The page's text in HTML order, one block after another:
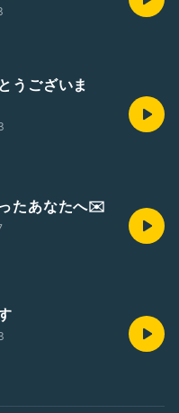
うございま
たあなたへ✉️